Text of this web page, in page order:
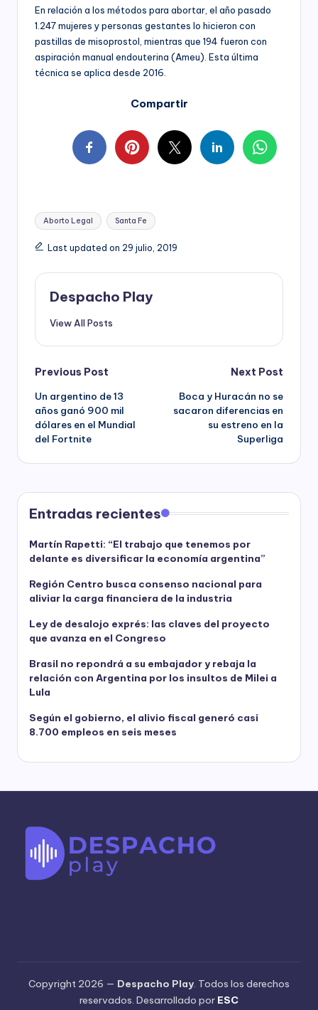
En relación a los métodos para abortar, el año pasado
1.247 mujeres y personas gestantes lo hicieron con
pastillas de misoprostol, mientras que 194 fueron con
aspiración manual endouterina (Ameu). Esta última
técnica se aplica desde 2016.
Compartir
Tags:
Aborto Legal Santa Fe
Last updated on 29 julio, 2019
Despacho Play
View All Posts
Post
navigation
Previous Post
Un argentino de 13
años ganó 900 mil
dólares en el Mundial
del Fortnite
Next Post
Boca y Huracán no se
sacaron diferencias en
su estreno en la
Superliga
Entradas recientes
Martín Rapetti: “El trabajo que tenemos por
delante es diversificar la economía argentina”
Región Centro busca consenso nacional para
aliviar la carga financiera de la industria
Ley de desalojo exprés: las claves del proyecto
que avanza en el Congreso
Brasil no repondrá a su embajador y rebaja la
relación con Argentina por los insultos de Milei a
Lula
Según el gobierno, el alivio fiscal generó casi
8.700 empleos en seis meses
Copyright 2026 — Despacho Play. Todos los derechos
reservados. Desarrollado por ESC